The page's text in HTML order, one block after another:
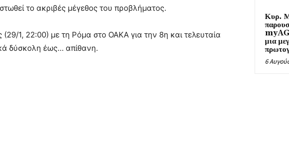
το ακριβές μέγεθος του προβλήματος.
1, 22:00) με τη Ρόμα στο ΟΑΚΑ για την 8η και τελευταία
δύσκολη έως… απίθανη.
Κυρ.
μια
6